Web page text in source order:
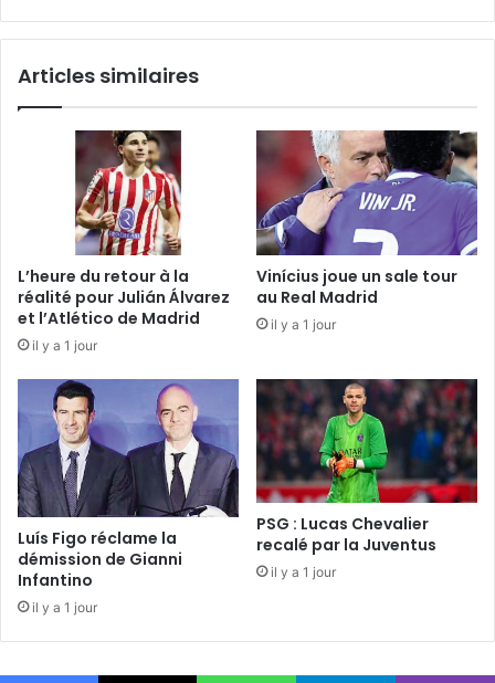
Articles similaires
L’heure du retour à la
réalité pour Julián Álvarez
et l’Atlético de Madrid
il y a 1 jour
Vinícius joue un sale tour
au Real Madrid
il y a 1 jour
Luís Figo réclame la
démission de Gianni
Infantino
il y a 1 jour
PSG : Lucas Chevalier
recalé par la Juventus
il y a 1 jour